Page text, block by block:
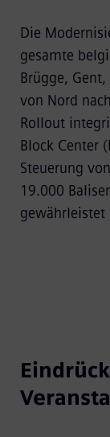
Die
gesamte
Brügge,
von Nord
Rollout
Block Center
Steuerung
19.000